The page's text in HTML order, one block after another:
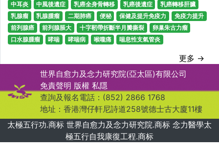
中耳炎 中風後遺症 乳癌全身骨轉移 乳癌後遺症
乳癌轉移肝臟
乳腺瘤
乳腺腫瘤 二期肺癌 便秘 保健及提升免疫力
免疫力提升
前列腺癌
前列腺脹大 十字靭帶折斷半月瓣撕裂
卵巢朱古力瘤
口水腺腫瘤
哮喘 哮喘病 喉嚨痛 喘息性支氣管炎
更多 →
世界自愈力及念力研究院(亞太區)有限公司
免責聲明 版權 私隱
查詢及報名電話：(852) 2866 1768
地址：香港灣仔軒尼詩道258號德士古大廈11樓
太極五行功.商标 世界自愈力及念力研究院.商标 念力醫學太
極五行自我康復工程.商标